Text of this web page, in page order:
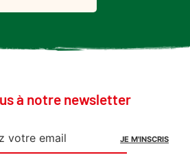
à notre newsletter